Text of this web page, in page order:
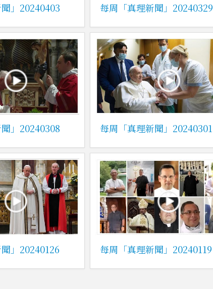
」20240403 每周「真理新聞」20240329
」20240308 每周「真理新聞」20240301
」20240126 每周「真理新聞」20240119